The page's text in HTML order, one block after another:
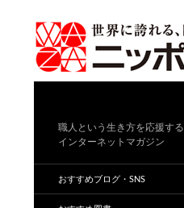
職人という生き方を応援する
インターネットマガジン
おすすめブログ・SNS